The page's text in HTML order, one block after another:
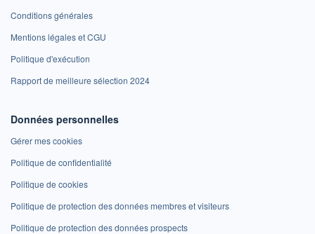
Conditions générales
Mentions légales et CGU
Politique d'exécution
Rapport de meilleure sélection 2024
Données personnelles
Gérer mes cookies
Politique de confidentialité
Politique de cookies
Politique de protection des données membres et visiteurs
Politique de protection des données prospects